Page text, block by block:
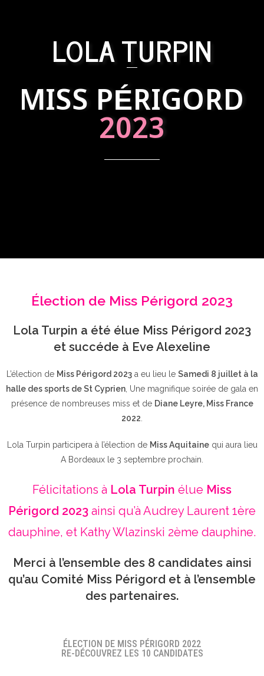
LOLA TURPIN
MISS PÉRIGORD
2023
Élection de Miss Périgord 2023
Lola Turpin a été élue Miss Périgord 2023
et succéde à Eve Alexeline
L’élection de Miss Périgord 2023a eu lieu le Samedi 8 juillet à la
halle des sports de St Cyprien , Une magnifique soirée de gala en
présence de nombreuses miss et de Diane Leyre, Miss France
2022
Lola Turpin participera à l’élection de Miss Aquitainequi aura lieu
A Bordeaux le 3 septembre prochain.
Félicitations à Lola Turpin élue Miss
Périgord 2023 ainsi qu’à Audrey Laurent 1ère
dauphine, et Kathy Wlazinski 2ème dauphine.
Merci à l’ensemble des 8 candidates ainsi
qu’au Comité Miss Périgord et à l’ensemble
des partenaires.
ÉLECTION DE MISS PÉRIGORD 2022
RE-DÉCOUVREZ LES 10 CANDIDATES